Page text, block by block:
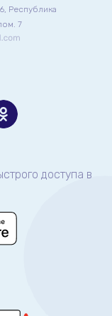
Республика
7
доступа в